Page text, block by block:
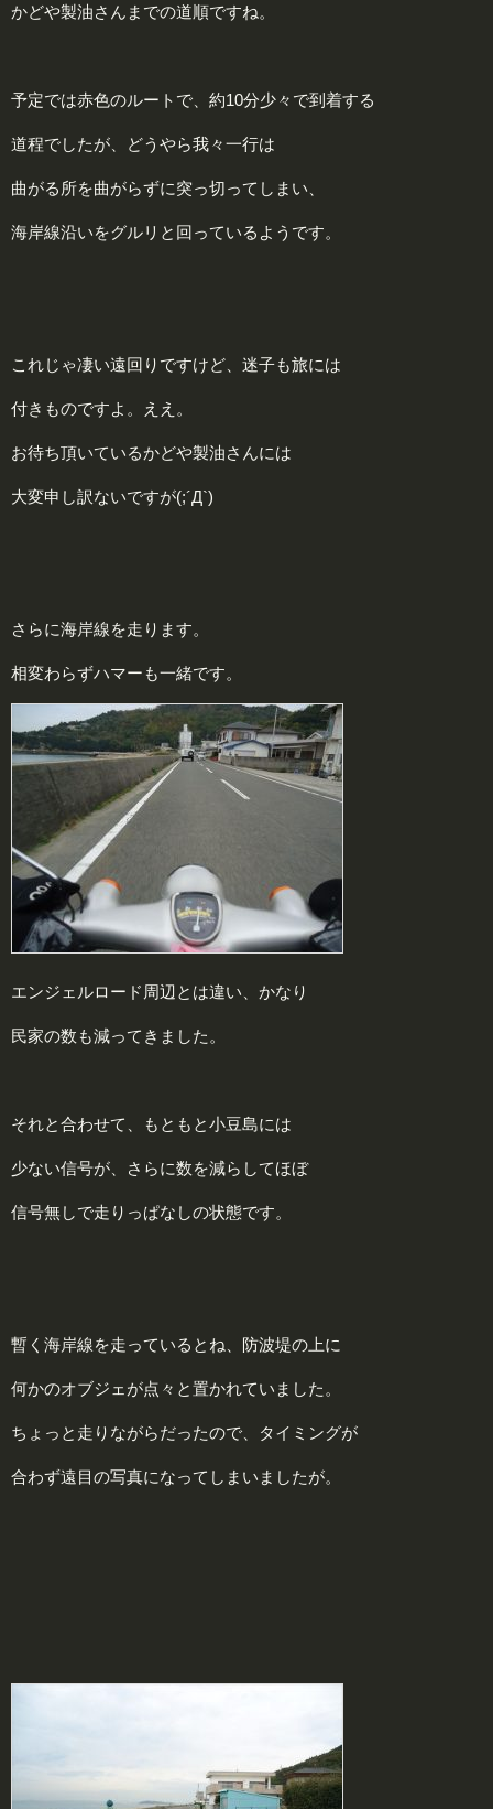
かどや製油さんまでの道順ですね。
予定では赤色のルートで、約10分少々で到着する
道程でしたが、どうやら我々一行は
曲がる所を曲がらずに突っ切ってしまい、
海岸線沿いをグルリと回っているようです。
これじゃ凄い遠回りですけど、迷子も旅には
付きものですよ。ええ。
お待ち頂いているかどや製油さんには
大変申し訳ないですが(;´Д`)
さらに海岸線を走ります。
相変わらずハマーも一緒です。
エンジェルロード周辺とは違い、かなり
民家の数も減ってきました。
それと合わせて、もともと小豆島には
少ない信号が、さらに数を減らしてほぼ
信号無しで走りっぱなしの状態です。
暫く海岸線を走っているとね、防波堤の上に
何かのオブジェが点々と置かれていました。
ちょっと走りながらだったので、タイミングが
合わず遠目の写真になってしまいましたが。